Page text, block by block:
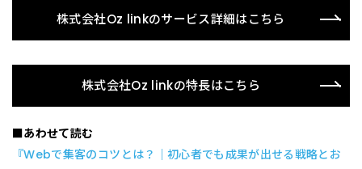
株式会社Oz linkのサービス詳細はこちら
株式会社Oz linkの特長はこちら
■あわせて読む
『Webで集客のコツとは？｜初心者でも成果が出せる戦略とお